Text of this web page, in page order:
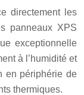
directement les
panneaux XPS
exceptionnelle
à l’humidité et
en périphérie de
thermiques.